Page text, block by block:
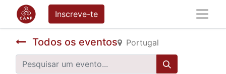
Inscreve-te
Todos os eventos Portugal